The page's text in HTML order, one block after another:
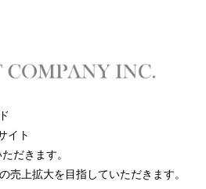
イト
だきます。
売上拡大を目指していただきます。